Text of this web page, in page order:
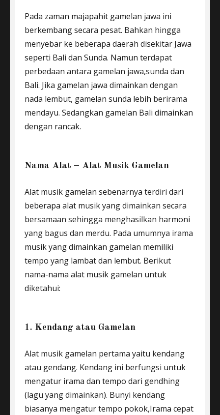
Pada zaman majapahit gamelan jawa ini
berkembang secara pesat. Bahkan hingga
menyebar ke beberapa daerah disekitar Jawa
seperti Bali dan Sunda. Namun terdapat
perbedaan antara gamelan jawa,sunda dan
Bali. Jika gamelan jawa dimainkan dengan
nada lembut, gamelan sunda lebih berirama
mendayu. Sedangkan gamelan Bali dimainkan
dengan rancak.
Nama Alat – Alat Musik Gamelan
Alat musik gamelan sebenarnya terdiri dari
beberapa alat musik yang dimainkan secara
bersamaan sehingga menghasilkan harmoni
yang bagus dan merdu. Pada umumnya irama
musik yang dimainkan gamelan memiliki
tempo yang lambat dan lembut. Berikut
nama-nama alat musik gamelan untuk
diketahui:
1. Kendang atau Gamelan
Alat musik gamelan pertama yaitu kendang
atau gendang. Kendang ini berfungsi untuk
mengatur irama dan tempo dari gendhing
(lagu yang dimainkan). Bunyi kendang
biasanya mengatur tempo pokok,Irama cepat